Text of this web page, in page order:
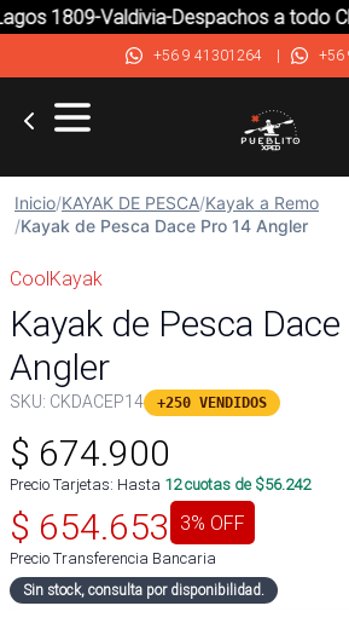
1809-Valdivia-Despachos a todo
+56 9 41301264| +56
Inicio/KAYAK DE PESCA/Kayak a Remo
/Kayak de Pesca Dace Pro 14 Angler
CoolKayak
Kayak de Pesca
Angler
SKU: CKDACEP14 +250 VENDIDOS
$ 674.900
Precio Tarjetas: Hasta 12cuotas de $56.242
$ 654.653 3% OFF
Precio Transferencia Bancaria
Sin stock, consulta por disponibilidad.